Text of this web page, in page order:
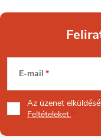
L
á
b
E-mail
Az üzenet
Feltételeket.